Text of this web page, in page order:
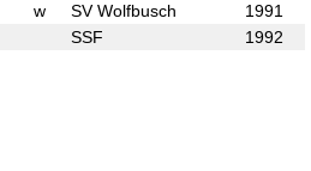
w SV Wolfbusch
1991
SSF 1992